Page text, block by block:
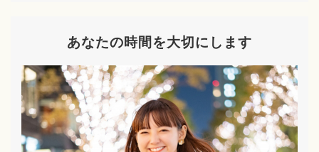
あなたの時間を大切にします